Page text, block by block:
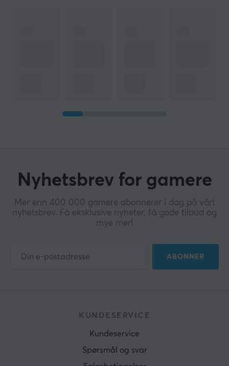
Nyhetsbrev for gamere
Mer enn 400 000 gamere abonnerer i dag på vårt
nyhetsbrev. Få eksklusive nyheter, få gode tilbud og
mye mer!
ABONNER
KUNDESERVICE
Kundeservice
Spørsmål og svar